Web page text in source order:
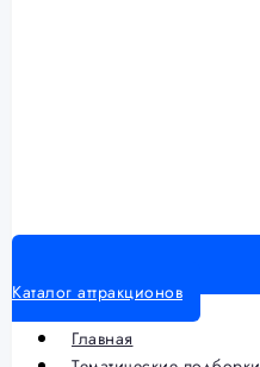
Каталог аттракционов
Главная